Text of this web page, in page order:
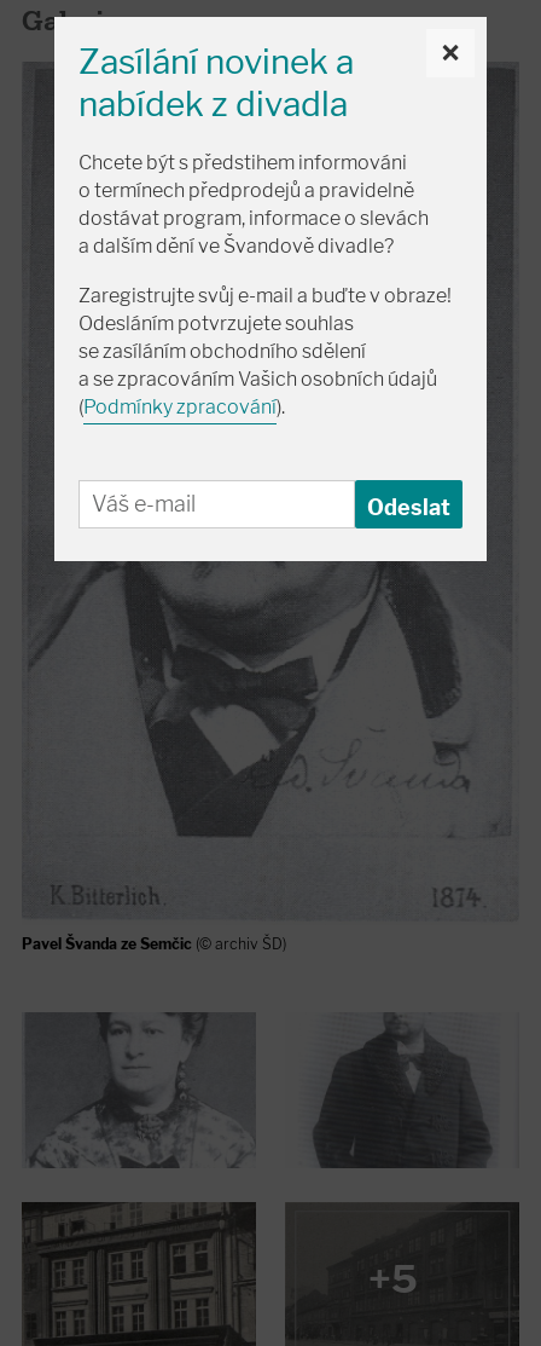
Galerie
Pavel Švanda ze Semčic (© archiv ŠD)
Eliška Pešková(© archiv ŠD)
+5
×
Zasílání novinek a
nabídek z divadla
Chcete být s předstihem informováni
o termínech předprodejů a pravidelně
dostávat program, informace o slevách
a dalším dění ve Švandově divadle?
Zaregistrujte svůj e-mail a buďte v obraze!
Odesláním potvrzujete souhlas
se zasíláním obchodního sdělení
a se zpracováním Vašich osobních údajů
(Podmínky zpracování).